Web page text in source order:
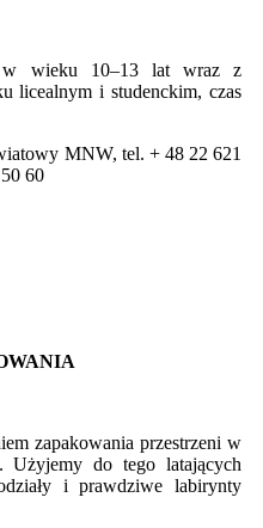
w wieku 10–13 lat wraz z
licealnym i studenckim, czas
MNW, tel. + 48 22 621
60
zapakowania przestrzeni w
Użyjemy do tego latających
i prawdziwe labirynty